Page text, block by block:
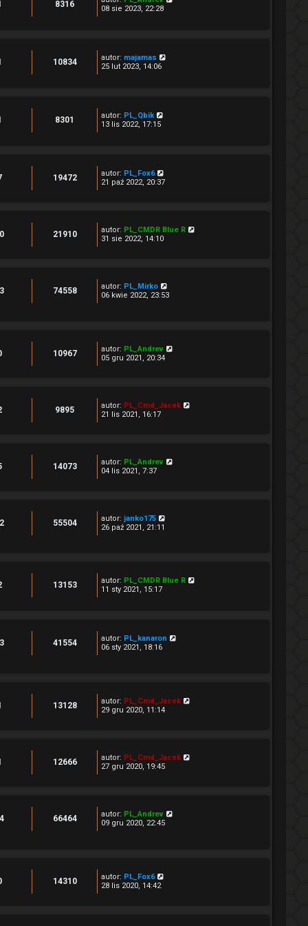
8316
08 sie 2023, 22:28
10834 autor: majamas
25 lut 2023, 14:06
8301 autor: PL_Qbik
13 lis 2022, 17:15
19472 autor: PL_Fox6
21 paź 2022, 20:37
21910 autor: PL_CMDR Blue R
31 sie 2022, 14:10
74558 autor: PL_Mirko
06 kwie 2022, 23:53
10967 autor: PL_Andrev
05 gru 2021, 20:34
9895 autor: PL_Cmd_Jacek
21 lis 2021, 16:17
14073 autor: PL_Andrev
04 lis 2021, 7:37
55504 autor: janko175
26 paź 2021, 21:11
13153 autor: PL_CMDR Blue R
11 sty 2021, 15:17
41554 autor: PL_kanaron
06 sty 2021, 18:16
13128 autor: PL_Cmd_Jacek
29 gru 2020, 11:14
12666 autor: PL_Cmd_Jacek
27 gru 2020, 19:45
66464 autor: PL_Andrev
09 gru 2020, 22:45
14310 autor: PL_Fox6
28 lis 2020, 14:42